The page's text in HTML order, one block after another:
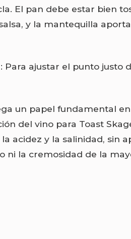
El pan debe estar bien
y la mantequilla
: Para ajustar el punto justo
un papel fundamental
del vino para Toast
acidez y la salinidad, sin
ni la cremosidad de la